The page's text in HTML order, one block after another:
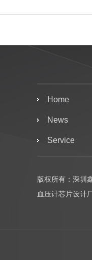
Home
News
Service
版权所有：深圳
血压计芯片设计